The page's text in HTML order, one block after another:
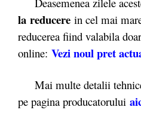
la reducere in cel mai
reducerea fiind valabila
online: Vezi noul pret
Mai multe detalii
pe pagina producatorului